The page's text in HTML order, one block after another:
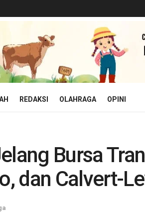
REDAKSI OLAHRAGA OPINI
Bursa
dan Calvert-